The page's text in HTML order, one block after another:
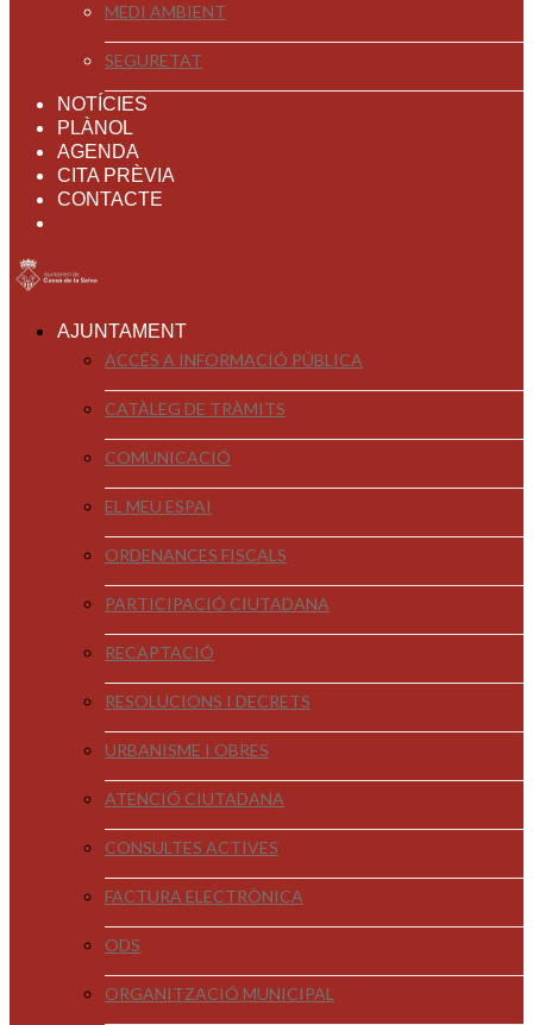
MEDI AMBIENT
SEGURETAT
NOTÍCIES
PLÀNOL
AGENDA
CITA PRÈVIA
CONTACTE
AJUNTAMENT
ACCÉS A INFORMACIÓ PÚBLICA
CATÀLEG DE TRÀMITS
COMUNICACIÓ
EL MEU ESPAI
ORDENANCES FISCALS
PARTICIPACIÓ CIUTADANA
RECAPTACIÓ
RESOLUCIONS I DECRETS
URBANISME I OBRES
ATENCIÓ CIUTADANA
CONSULTES ACTIVES
FACTURA ELECTRÒNICA
ODS
ORGANITZACIÓ MUNICIPAL